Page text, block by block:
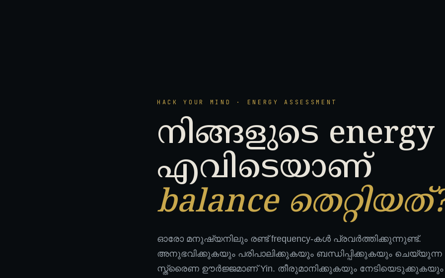
HACK YOUR MIND · ENERGY ASSESSMENT
നിങ്ങളുടെ energy
എവിടെയാണ്
balance
ഓരോ മനുഷ്യനിലും രണ്ട് frequency-കൾ പ്രവർത്തിക്കുന്നുണ്ട്.
അനുഭവിക്കുകയും പരിപാലിക്കുകയും ബന്ധിപ്പിക്കുകയും ചെയ്യുന്ന
സ്ത്രൈണ ഊർജ്ജമാണ് Yin. തീരുമാനിക്കുകയും നേടിയെടുക്കുകയും